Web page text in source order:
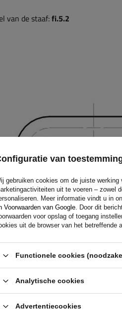
van de staaf:fi.5.2
van
gebruiken cookies om de juiste
uit te voeren – zowel
Meer informatie vindt u in
Voorwaarden van Google. Door dit
voor opslag of toegang
uit de browser van het betreffende
Functionele cookies
Analytische cookies
Advertentiecookies